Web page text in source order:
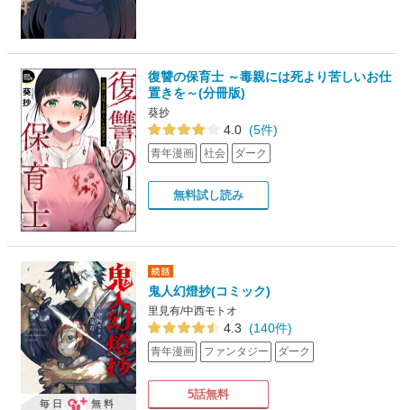
復讐の保育士 ～毒親には死より苦しいお仕
置きを～(分冊版)
葵抄
4.0 (5件)
青年漫画 社会 ダーク
無料試し読み
鬼人幻燈抄(コミック)
里見有/中西モトオ
4.3 (140件)
青年漫画 ファンタジー ダーク
5話無料
毎日 無料